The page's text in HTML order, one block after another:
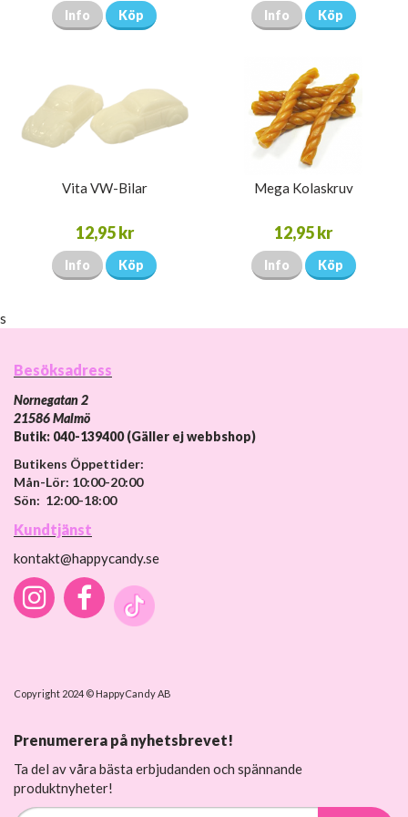
Info Köp Info Köp
Vita VW-Bilar
12,95 kr
Info Köp
Mega Kolaskruv
12,95 kr
Info Köp
s
Besöksadress
Nornegatan 2
21586 Malmö
Butik: 040-139400 (Gäller ej webbshop)
Butikens Öppettider:
Mån-Lör: 10:00-20:00
Sön: 12:00-18:00
Kundtjänst
kontakt@happycandy.se
Copyright 2024 © HappyCandy AB
Prenumerera på nyhetsbrevet!
Ta del av våra bästa erbjudanden och spännande
produktnyheter!